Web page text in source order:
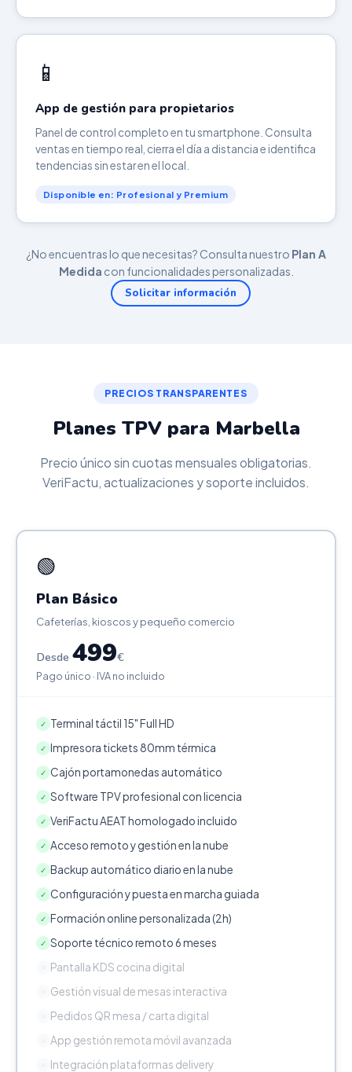
📱
App de gestión para propietarios
Panel de control completo en tu smartphone. Consulta
ventas en tiempo real, cierra el día a distancia e identifica
tendencias sin estar en el local.
Disponible en: Profesional y Premium
¿No encuentras lo que necesitas? Consulta nuestro Plan A
Medida con funcionalidades personalizadas.
Solicitar información
PRECIOS TRANSPARENTES
Planes TPV para Marbella
Precio único sin cuotas mensuales obligatorias.
VeriFactu, actualizaciones y soporte incluidos.
🟢
Plan Básico
Cafeterías, kioscos y pequeño comercio
Desde 499€
Pago único · IVA no incluido
✓ Terminal táctil 15" Full HD
✓ Impresora tickets 80mm térmica
✓ Cajón portamonedas automático
✓ Software TPV profesional con licencia
✓ VeriFactu AEAT homologado incluido
✓ Acceso remoto y gestión en la nube
✓ Backup automático diario en la nube
✓ Configuración y puesta en marcha guiada
✓ Formación online personalizada (2h)
✓ Soporte técnico remoto 6 meses
Pantalla KDS cocina digital
Gestión visual de mesas interactiva
Pedidos QR mesa / carta digital
App gestión remota móvil avanzada
Integración plataformas delivery